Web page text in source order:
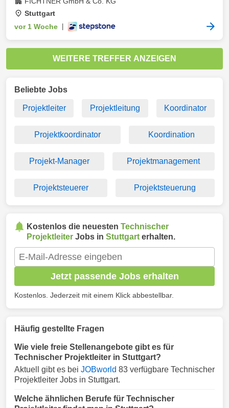
Stuttgart
vor 1 Woche
WEITERE TREFFER ANZEIGEN
Beliebte Jobs
Projektleiter Projektleitung Koordinator
Projektkoordinator Koordination
Projekt-Manager Projektmanagement
Projektsteuerer Projektsteuerung
Kostenlos die neuesten Technischer
Projektleiter Jobs in Stuttgart erhalten.
Jetzt passende Jobs erhalten
Kostenlos. Jederzeit mit einem Klick abbestellbar.
Häufig gestellte Fragen
Wie viele freie Stellenangebote gibt es für
Technischer Projektleiter in Stuttgart?
Aktuell gibt es bei JOBworld 83 verfügbare Technischer
Projektleiter Jobs in Stuttgart.
Welche ähnlichen Berufe für Technischer